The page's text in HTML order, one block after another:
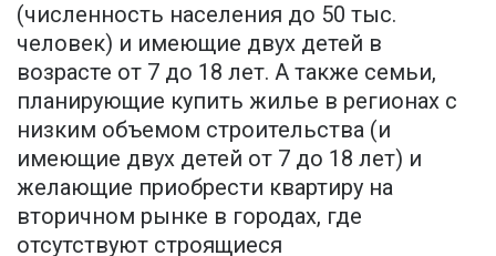
(численность населения до 50 тыс.
человек) и имеющие двух детей в
возрасте от 7 до 18 лет. А также семьи,
планирующие купить жилье в регионах с
низким объемом строительства (и
имеющие двух детей от 7 до 18 лет) и
желающие приобрести квартиру на
вторичном рынке в городах, где
отсутствуют строящиеся